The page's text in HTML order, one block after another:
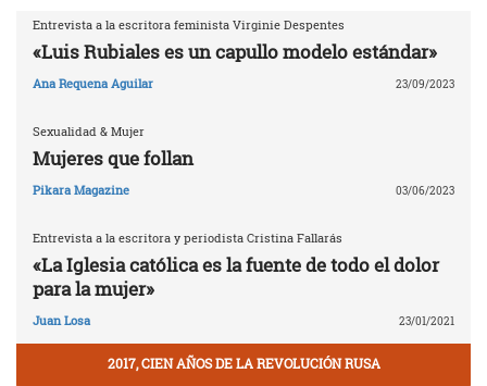
Entrevista a la escritora feminista Virginie Despentes
«Luis Rubiales es un capullo modelo estándar»
Ana Requena Aguilar 23/09/2023
Sexualidad & Mujer
Mujeres que follan
Pikara Magazine 03/06/2023
Entrevista a la escritora y periodista Cristina Fallarás
«La Iglesia católica es la fuente de todo el dolor
para la mujer»
Juan Losa 23/01/2021
2017, CIEN AÑOS DE LA REVOLUCIÓN RUSA